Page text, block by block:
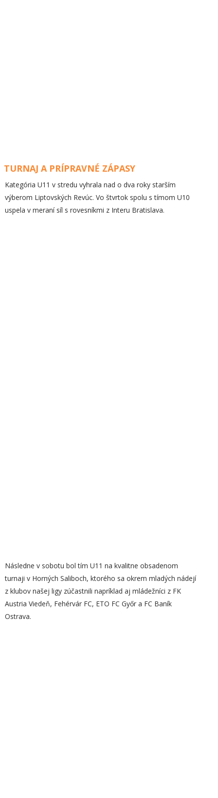
TURNAJ A PRÍPRAVNÉ ZÁPASY
Kategória U11 v stredu vyhrala nad o dva roky starším
výberom Liptovských Revúc. Vo štvrtok spolu s tímom U10
uspela v meraní síl s rovesníkmi z Interu Bratislava.
Následne v sobotu bol tím U11 na kvalitne obsadenom
turnaji v Horných Saliboch, ktorého sa okrem mladých nádejí
z klubov našej ligy zúčastnili napríklad aj mládežníci z FK
Austria Viedeň, Fehérvár FC, ETO FC Győr a FC Baník
Ostrava.